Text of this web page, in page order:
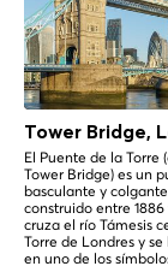
Tower Bridge,
El Puente de la Torre
Tower Bridge) es un
basculante y
construido entre 1886
cruza el río Támesis
Torre de Londres y
en uno de los